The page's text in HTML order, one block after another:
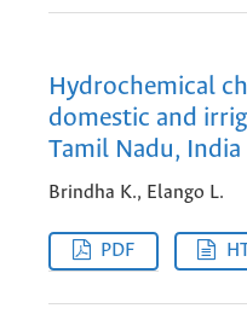
Hydrochemical
domestic and
Tamil Nadu, India
Brindha K., Elango L.
PDF